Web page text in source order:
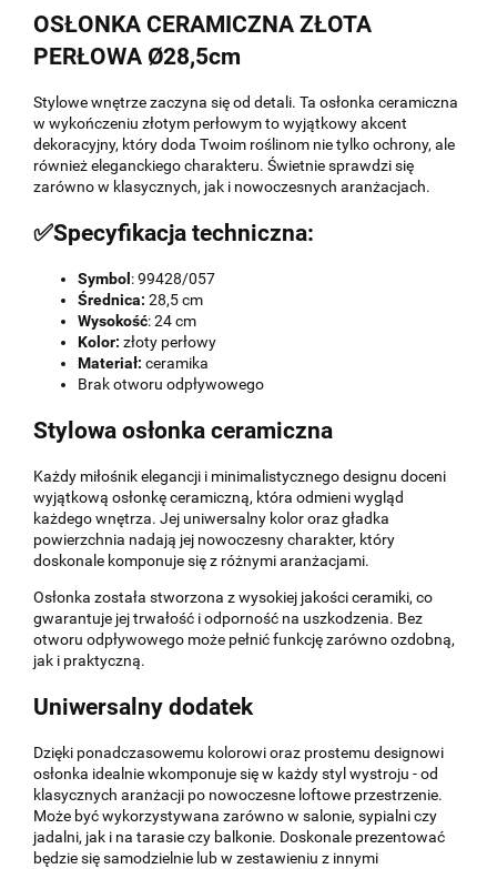
OSŁONKA CERAMICZNA ZŁOTA
PERŁOWA Ø28,5cm
Stylowe wnętrze zaczyna się od detali. Ta osłonka ceramiczna
w wykończeniu złotym perłowym to wyjątkowy akcent
dekoracyjny, który doda Twoim roślinom nie tylko ochrony, ale
również eleganckiego charakteru. Świetnie sprawdzi się
zarówno w klasycznych, jak i nowoczesnych aranżacjach.
✅Specyfikacja techniczna:
Symbol : 99428/057
Średnica: 28,5 cm
Wysokość: 24 cm
Kolor: złoty perłowy
Materiał: ceramika
Brak otworu odpływowego
Stylowa osłonka ceramiczna
Każdy miłośnik elegancji i minimalistycznego designu doceni
wyjątkową osłonkę ceramiczną, która odmieni wygląd
każdego wnętrza. Jej uniwersalny kolor oraz gładka
powierzchnia nadają jej nowoczesny charakter, który
doskonale komponuje się z różnymi aranżacjami.
Osłonka została stworzona z wysokiej jakości ceramiki, co
gwarantuje jej trwałość i odporność na uszkodzenia. Bez
otworu odpływowego może pełnić funkcję zarówno ozdobną,
jak i praktyczną.
Uniwersalny dodatek
Dzięki ponadczasowemu kolorowi oraz prostemu designowi
osłonka idealnie wkomponuje się w każdy styl wystroju - od
klasycznych aranżacji po nowoczesne loftowe przestrzenie.
Może być wykorzystywana zarówno w salonie, sypialni czy
jadalni, jak i na tarasie czy balkonie. Doskonale prezentować
będzie się samodzielnie lub w zestawieniu z innymi